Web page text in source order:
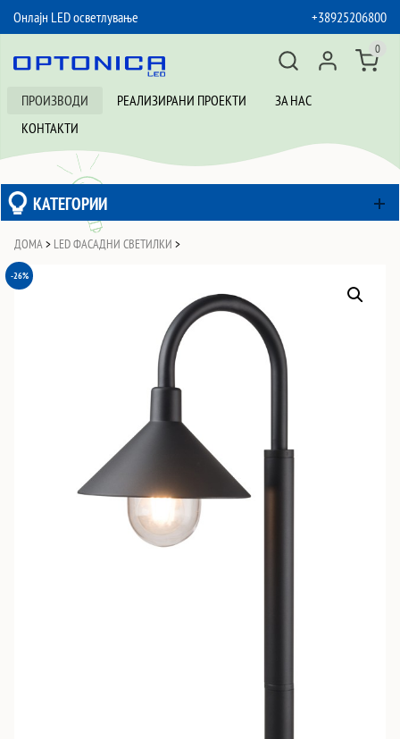
Онлајн LED осветлување
+38925206800
ПРОИЗВОДИ РЕАЛИЗИРАНИ ПРОЕКТИ
ЗА НАС
КОНТАКТИ
0
КАТЕГОРИИ
ДОМА > LED ФАСАДНИ СВЕТИЛКИ >
-26%